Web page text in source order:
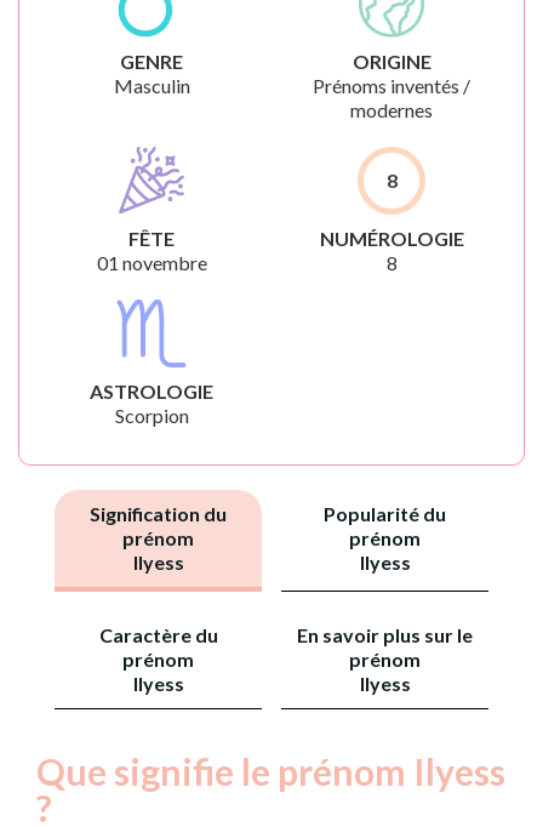
GENRE
Masculin
ORIGINE
Prénoms inventés /
modernes
FÊTE
01 novembre
8
NUMÉROLOGIE
8
ASTROLOGIE
Scorpion
Signification du
prénom
Ilyess
Popularité du
prénom
Ilyess
Caractère du
prénom
Ilyess
En savoir plus sur le
prénom
Ilyess
Que signifie le prénom Ilyess
?